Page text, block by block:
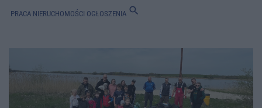
PRACA NIERUCHOMOŚCI OGŁOSZENIA search